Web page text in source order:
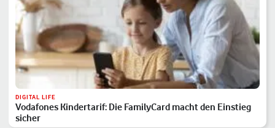
DIGITAL LIFE
Vodafones Kindertarif: Die FamilyCard macht den Einstieg
sicher